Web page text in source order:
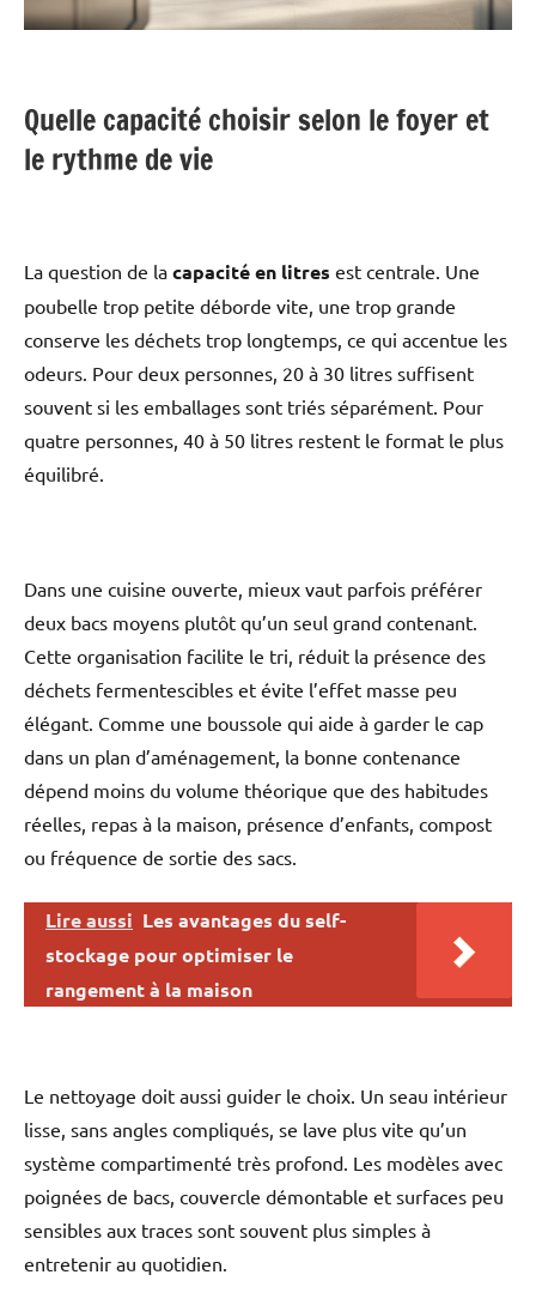
Quelle capacité choisir selon le foyer et
le rythme de vie
La question de la capacité en litres est centrale. Une
poubelle trop petite déborde vite, une trop grande
conserve les déchets trop longtemps, ce qui accentue les
odeurs. Pour deux personnes, 20 à 30 litres suffisent
souvent si les emballages sont triés séparément. Pour
quatre personnes, 40 à 50 litres restent le format le plus
équilibré.
Dans une cuisine ouverte, mieux vaut parfois préférer
deux bacs moyens plutôt qu’un seul grand contenant.
Cette organisation facilite le tri, réduit la présence des
déchets fermentescibles et évite l’effet masse peu
élégant. Comme une boussole qui aide à garder le cap
dans un plan d’aménagement, la bonne contenance
dépend moins du volume théorique que des habitudes
réelles, repas à la maison, présence d’enfants, compost
ou fréquence de sortie des sacs.
Lire aussi Les avantages du self-
stockage pour optimiser le
rangement à la maison
Le nettoyage doit aussi guider le choix. Un seau intérieur
lisse, sans angles compliqués, se lave plus vite qu’un
système compartimenté très profond. Les modèles avec
poignées de bacs, couvercle démontable et surfaces peu
sensibles aux traces sont souvent plus simples à
entretenir au quotidien.